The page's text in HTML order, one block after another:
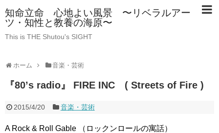
知命立命 心地よい風景 〜リベラルアー
ツ・知性と教養の海原〜
This is THE Shutou's SIGHT
ホーム 音楽・芸術
『80’s radio』 FIRE INC ( Streets of Fire )
2015/4/20 音楽・芸術
A Rock & Roll Gable （ロックンロールの寓話）